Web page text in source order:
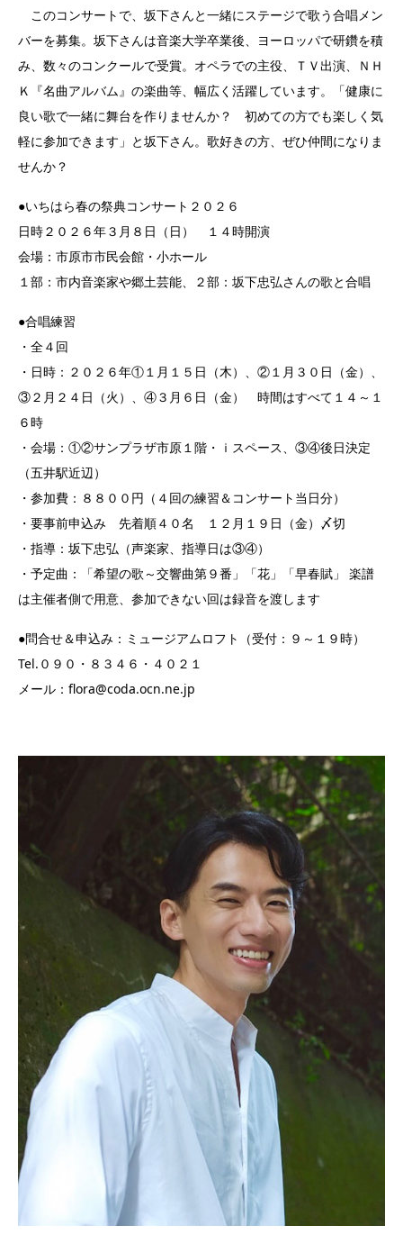
このコンサートで、坂下さんと一緒にステージで歌う合唱メン
バーを募集。坂下さんは音楽大学卒業後、ヨーロッパで研鑽を積
み、数々のコンクールで受賞。オペラでの主役、ＴＶ出演、ＮＨ
Ｋ『名曲アルバム』の楽曲等、幅広く活躍しています。「健康に
良い歌で一緒に舞台を作りませんか？ 初めての方でも楽しく気
軽に参加できます」と坂下さん。歌好きの方、ぜひ仲間になりま
せんか？
●いちはら春の祭典コンサート２０２６
日時２０２６年３月８日（日） １４時開演
会場：市原市市民会館・小ホール
１部：市内音楽家や郷土芸能、２部：坂下忠弘さんの歌と合唱
●合唱練習
・全４回
・日時：２０２６年①１月１５日（木）、②１月３０日（金）、
③２月２４日（火）、④３月６日（金） 時間はすべて１４～１
６時
・会場：①②サンプラザ市原１階・ｉスペース、③④後日決定
（五井駅近辺）
・参加費：８８００円（４回の練習＆コンサート当日分）
・要事前申込み 先着順４０名 １２月１９日（金）〆切
・指導：坂下忠弘（声楽家、指導日は③④）
・予定曲：「希望の歌～交響曲第９番」「花」「早春賦」 楽譜
は主催者側で用意、参加できない回は録音を渡します
●問合せ＆申込み：ミュージアムロフト（受付：９～１９時）
Tel.０９０・８３４６・４０２１
メール：flora@coda.ocn.ne.jp